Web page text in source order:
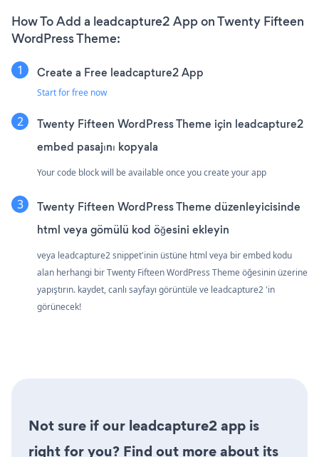
How To Add a leadcapture2 App on Twenty Fifteen
WordPress Theme:
Create a Free leadcapture2 App
Start for free now
Twenty Fifteen WordPress Theme için leadcapture2
embed pasajını kopyala
Your code block will be available once you create your app
Twenty Fifteen WordPress Theme düzenleyicisinde
html veya gömülü kod öğesini ekleyin
veya leadcapture2 snippet'inin üstüne html veya bir embed kodu
alan herhangi bir Twenty Fifteen WordPress Theme öğesinin üzerine
yapıştırın. kaydet, canlı sayfayı görüntüle ve leadcapture2 'in
görünecek!
Not sure if our leadcapture2 app is
right for you? Find out more about its